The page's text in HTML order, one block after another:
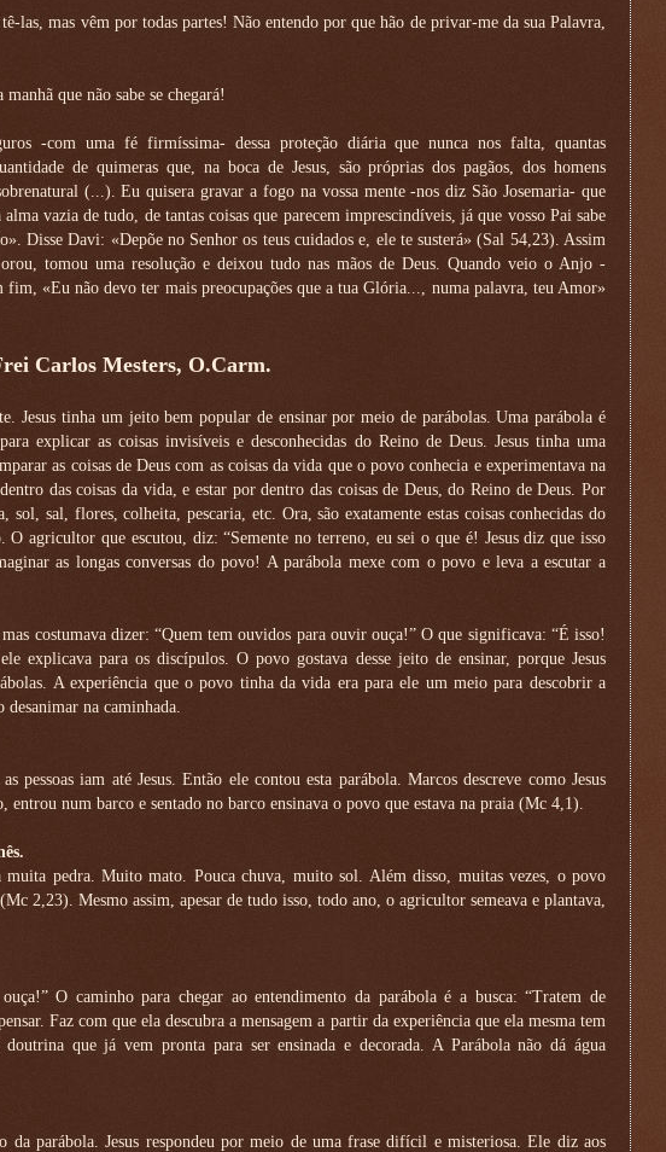
las, mas vêm por todas partes! Não entendo por que hão de privar-me da sua Palavra,
que não sabe se chegará!
-com uma fé firmíssima- dessa proteção diária que nunca nos falta, quantas
de quimeras que, na boca de Jesus, são próprias dos pagãos, dos homens
(...). Eu quisera gravar a fogo na vossa mente -nos diz São Josemaria- que
vazia de tudo, de tantas coisas que parecem imprescindíveis, já que vosso Pai sabe
Disse Davi: «Depõe no Senhor os teus cuidados e, ele te susterá» (Sal 54,23). Assim
tomou uma resolução e deixou tudo nas mãos de Deus. Quando veio o Anjo -
«Eu não devo ter mais preocupações que a tua Glória..., numa palavra, teu Amor»
Carlos Mesters, O.Carm.
Jesus tinha um jeito bem popular de ensinar por meio de parábolas. Uma parábola é
explicar as coisas invisíveis e desconhecidas do Reino de Deus. Jesus tinha uma
as coisas de Deus com as coisas da vida que o povo conhecia e experimentava na
das coisas da vida, e estar por dentro das coisas de Deus, do Reino de Deus. Por
sal, flores, colheita, pescaria, etc. Ora, são exatamente estas coisas conhecidas do
agricultor que escutou, diz: “Semente no terreno, eu sei o que é! Jesus diz que isso
as longas conversas do povo! A parábola mexe com o povo e leva a escutar a
costumava dizer: “Quem tem ouvidos para ouvir ouça!” O que significava: “É isso!
explicava para os discípulos. O povo gostava desse jeito de ensinar, porque Jesus
A experiência que o povo tinha da vida era para ele um meio para descobrir a
na caminhada.
iam até Jesus. Então ele contou esta parábola. Marcos descreve como Jesus
num barco e sentado no barco ensinava o povo que estava na praia (Mc 4,1).
pedra. Muito mato. Pouca chuva, muito sol. Além disso, muitas vezes, o povo
2,23). Mesmo assim, apesar de tudo isso, todo ano, o agricultor semeava e plantava,
O caminho para chegar ao entendimento da parábola é a busca: “Tratem de
Faz com que ela descubra a mensagem a partir da experiência que ela mesma tem
que já vem pronta para ser ensinada e decorada. A Parábola não dá água
da parábola. Jesus respondeu por meio de uma frase difícil e misteriosa. Ele diz aos